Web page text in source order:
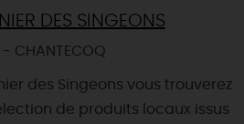
DES SINGEONS
CHANTECOQ
des Singeons vous trouverez
de produits locaux issus